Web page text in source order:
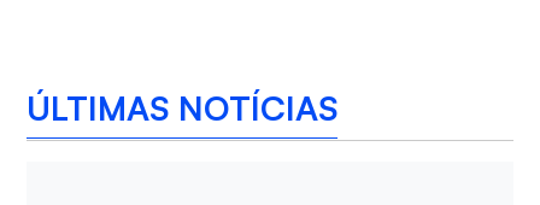
ÚLTIMAS NOTÍCIAS